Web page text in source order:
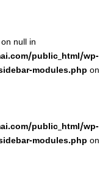
null in
public_html/wp-
modules.php on
public_html/wp-
modules.php on